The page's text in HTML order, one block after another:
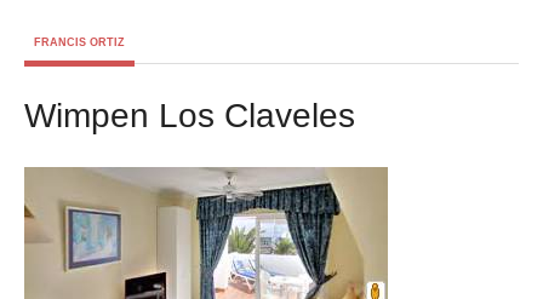
FRANCIS ORTIZ
Wimpen Los Claveles